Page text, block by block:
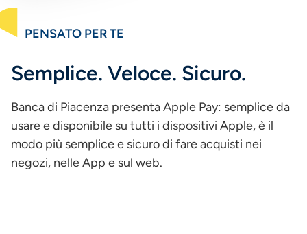
PENSATO PER TE
Semplice. Veloce. Sicuro.
Banca di Piacenza presenta Apple Pay: semplice da
usare e disponibile su tutti i dispositivi Apple, è il
modo più semplice e sicuro di fare acquisti nei
negozi, nelle App e sul web.